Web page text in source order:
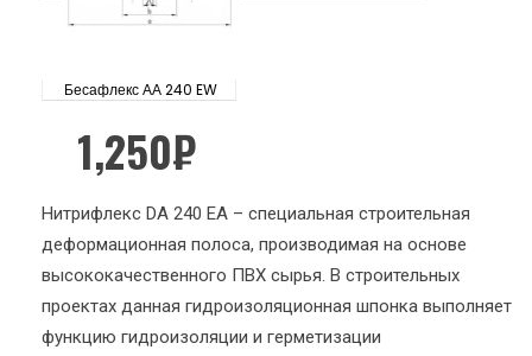
Бесафлекс АА 240 EW
1,250₽
Нитрифлекс DА 240 ЕА – специальная строительная
деформационная полоса, производимая на основе
высококачественного ПВХ сырья. В строительных
проектах данная гидроизоляционная шпонка выполняет
функцию гидроизоляции и герметизации